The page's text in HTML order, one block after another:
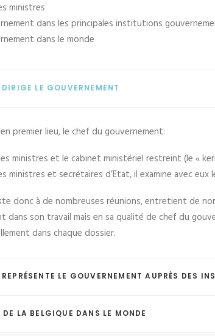
ministres
dans les principales institutions
dans le monde
LE GOUVERNEMENT
premier lieu, le chef du gouvernement:
ministres et le cabinet ministériel restreint (le «
ministres et secrétaires d’Etat, il examine avec
donc à de nombreuses réunions, entretient de
dans son travail mais en sa qualité de chef du
dans chaque dossier.
LE GOUVERNEMENT AUPRÈS DES
LA BELGIQUE DANS LE MONDE